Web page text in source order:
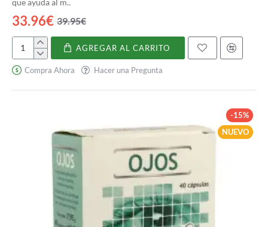
que ayuda al m..
33.96€ 39.95€
Nivelflex
AGREGAR AL CARRITO
Compra Ahora Hacer una Pregunta
NUEVO
-15%